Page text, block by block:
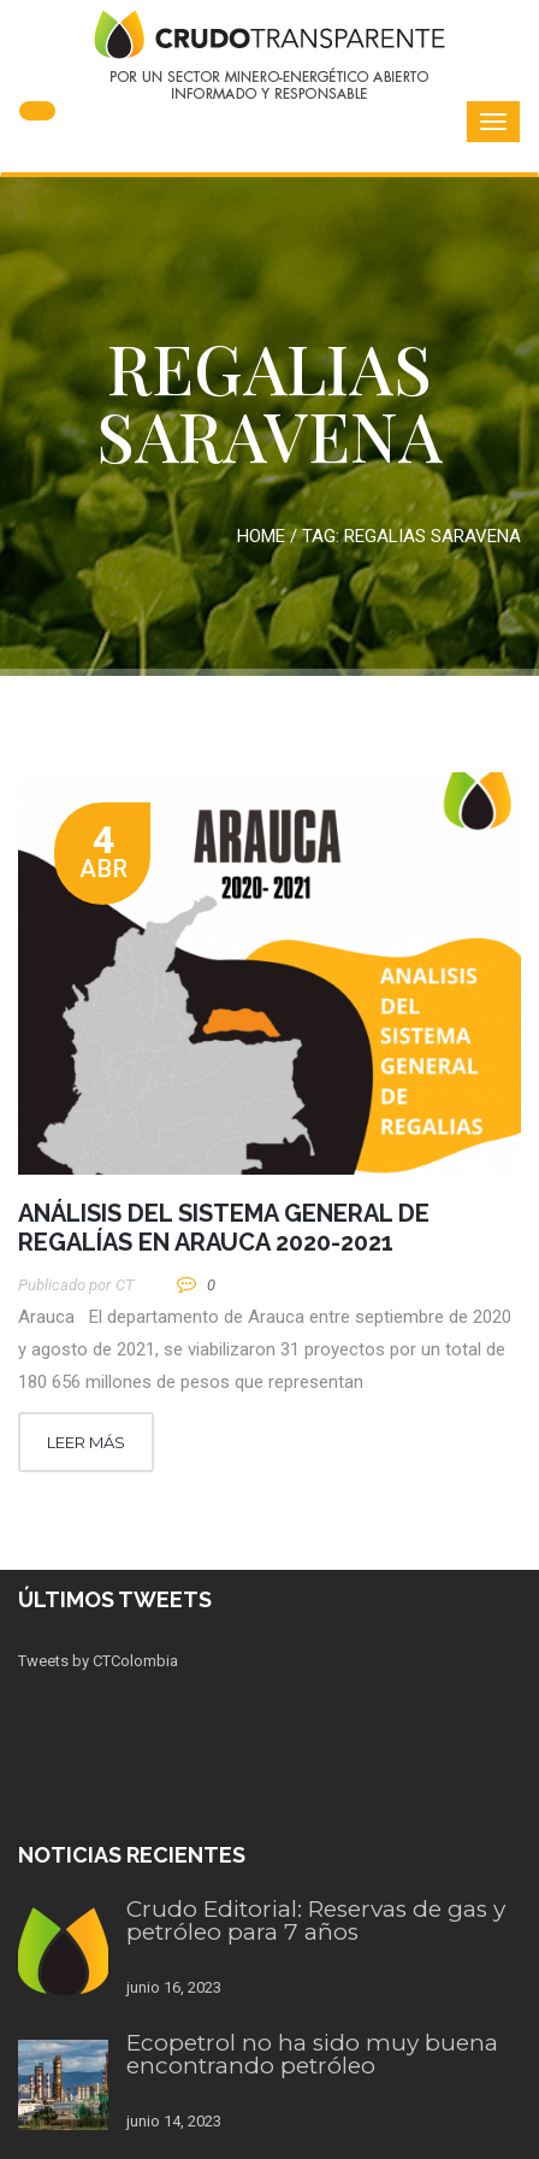
REGALIAS
SARAVENA
HOME/ TAG:REGALIAS SARAVENA
4
ABR
ANÁLISIS DEL SISTEMA GENERAL DE
REGALÍAS EN ARAUCA 2020-2021
Publicado por CT 0
Arauca El departamento de Arauca entre septiembre de 2020
y agosto de 2021, se viabilizaron 31 proyectos por un total de
180 656 millones de pesos que representan
LEER MÁS
ÚLTIMOS TWEETS
Tweets by CTColombia
NOTICIAS RECIENTES
Crudo Editorial: Reservas de gas y
petróleo para 7 años
junio 16, 2023
Ecopetrol no ha sido muy buena
encontrando petróleo
junio 14, 2023